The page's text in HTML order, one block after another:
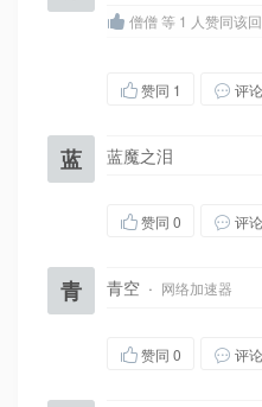
僧僧 等 1 人赞同该
赞同 1 评
蓝 蓝魔之泪
赞同 0 评
青 青空 · 网络加速器
赞同 0 评